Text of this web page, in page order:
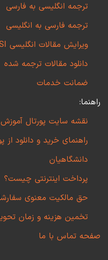
ترجمه انگلیسی به فارسی
ترجمه فارسی به انگلیسی
ویرایش مقالات انگلیسی ISI
دانلود مقالات ترجمه شده
ضمانت خدمات
راهنما:
نقشه سایت پورتال
راهنمای خرید و دانلود
دانشگاهیان
پرداخت اینترنتی چیست؟
حق مالکیت معنوی
تخمین هزینه و زمان
صفحه تماس با ما